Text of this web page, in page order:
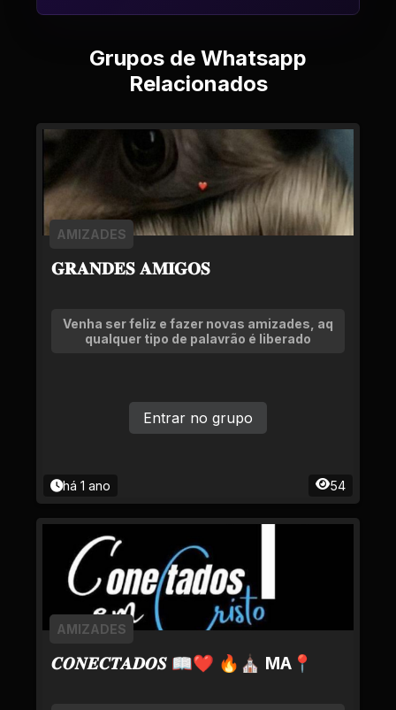
Grupos de Whatsapp
Relacionados
𝐆𝐑𝐀𝐍𝐃𝐄𝐒 𝐀𝐌𝐈𝐆𝐎𝐒
AMIZADES
Venha ser feliz e fazer novas amizades, aq
qualquer tipo de palavrão é liberado
há 1 ano 54
Entrar no grupo
𝑪𝑶𝑵𝑬𝑪𝑻𝑨𝑫𝑶𝑺 📖❤ 🔥⛪ MA📍
AMIZADES